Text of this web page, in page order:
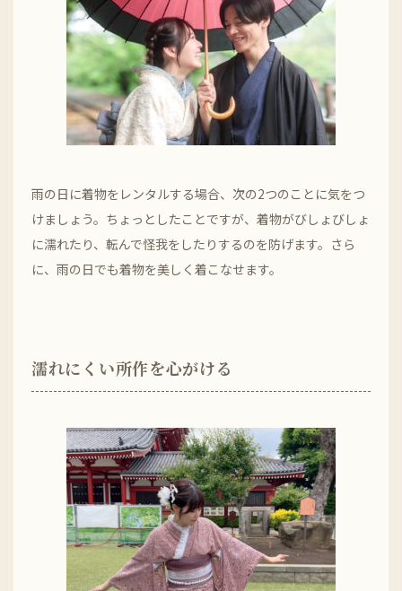
雨の日に着物をレンタルする場合、次の2つのことに気をつ
けましょう。ちょっとしたことですが、着物がびしょびしょ
に濡れたり、転んで怪我をしたりするのを防げます。さら
に、雨の日でも着物を美しく着こなせます。
濡れにくい所作を心がける